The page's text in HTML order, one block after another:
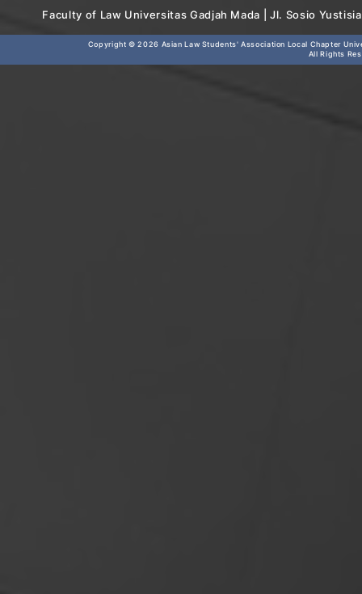
Faculty of Law Universitas Gadjah Mada | Jl. Sosio
Copyright © 2026 Asian Law Students' Association Local Chapter
All Rights